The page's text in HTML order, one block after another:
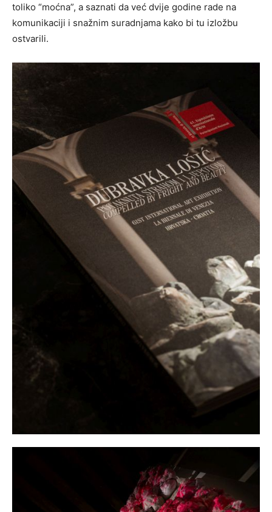
toliko “moćna”, a saznati da već dvije godine rade na
komunikaciji i snažnim suradnjama kako bi tu izložbu
ostvarili.